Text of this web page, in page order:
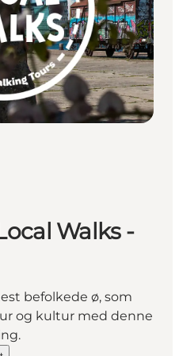
Walks -
befolkede ø, som
og kultur med denne